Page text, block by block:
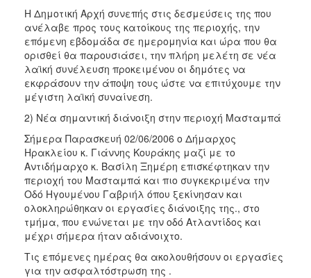
ΔΗΜΟΤΗΣ
ΕΠΙΣΚΕΠΤΗΣ
ΗΡΑΚΛΕΙΟ
Η Δημοτική Αρχή συνεπής στις δεσμεύσεις της που
ανέλαβε προς τους κατοίκους της περιοχής, την
επόμενη εβδομάδα σε ημερομηνία και ώρα που θα
ορισθεί θα παρουσιάσει, την πλήρη μελέτη σε νέα
λαϊκή συνέλευση προκειμένου οι δημότες να
εκφράσουν την άποψη τους ώστε να επιτύχουμε την
μέγιστη λαϊκή συναίνεση.
2) Νέα σημαντική διάνοιξη στην περιοχή Μασταμπά
Σήμερα Παρασκευή 02/06/2006 ο Δήμαρχος
Ηρακλείου κ. Γιάννης Κουράκης μαζί με το
Αντιδήμαρχο κ. Βασίλη Ξημέρη επισκέφτηκαν την
περιοχή του Μασταμπά και πιο συγκεκριμένα την
Οδό Ηγουμένου Γαβριήλ όπου ξεκίνησαν και
ολοκληρώθηκαν οι εργασίες διάνοιξης της., στο
τμήμα, που ενώνεται με την οδό Ατλαντίδος και
μέχρι σήμερα ήταν αδιάνοιχτο.
Τις επόμενες ημέρας θα ακολουθήσουν οι εργασίες
για την ασφαλτόστρωση της .